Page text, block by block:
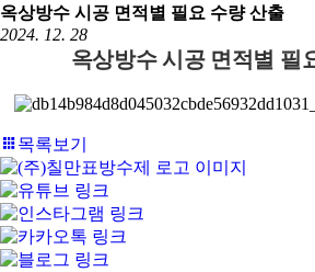
옥상방수 시공 면적별 필요 수량 산출
2024. 12. 28
옥상방수 시공 면적별 필
목록보기